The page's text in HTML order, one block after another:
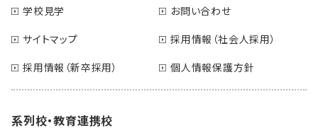
学校見学
お問い合わせ
サイトマップ
採用情報（社会人採用）
採用情報（新卒採用）
個人情報保護方針
系列校・教育連携校